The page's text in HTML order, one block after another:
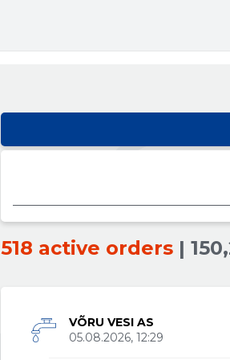
518 active orders|
VÕRU VESI AS
05.08.2026, 12:29